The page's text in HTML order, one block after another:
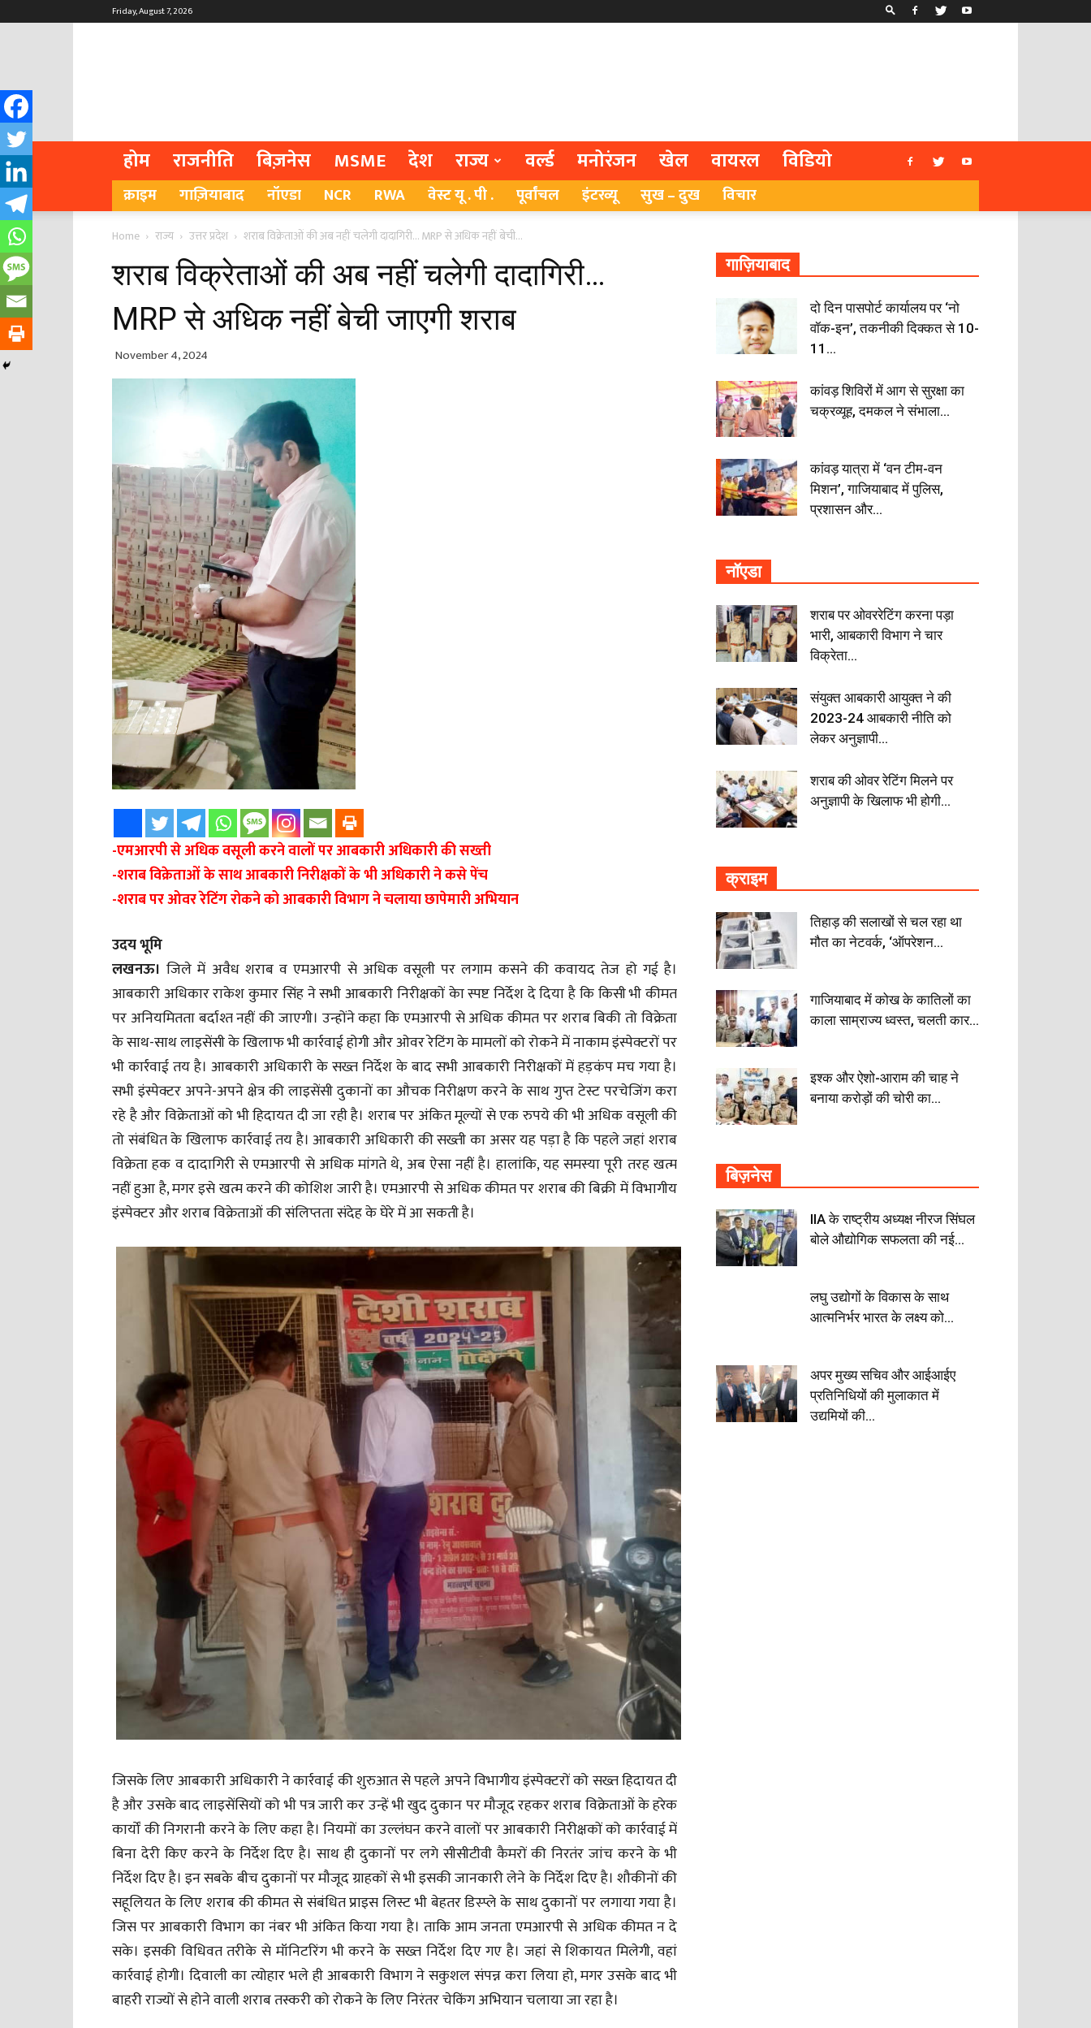
Friday, August 7, 2026
होम राजनीति बिज़नेस MSME देश राज्य वर्ल्ड मनोरंजन खेल वायरल विडियो
क्राइम गाज़ियाबाद नॉएडा NCR RWA वेस्ट यू . पी . पूर्वांचल इंटरव्यू सुख – दुख विचार
Home राज्य उत्तर प्रदेश शराब विक्रेताओं की अब नहीं चलेगी दादागिरी… MRP से अधिक नहीं बेची...
शराब विक्रेताओं की अब नहीं चलेगी दादागिरी…
MRP से अधिक नहीं बेची जाएगी शराब
November 4, 2024
-एमआरपी से अधिक वसूली करने वालों पर आबकारी अधिकारी की सख्ती
-शराब विक्रेताओं के साथ आबकारी निरीक्षकों के भी अधिकारी ने कसे पेंच
-शराब पर ओवर रेटिंग रोकने को आबकारी विभाग ने चलाया छापेमारी अभियान
उदय भूमि
लखनऊ। जिले में अवैध शराब व एमआरपी से अधिक वसूली पर लगाम कसने की कवायद तेज हो गई है।
आबकारी अधिकार राकेश कुमार सिंह ने सभी आबकारी निरीक्षकों केा स्पष्ट निर्देश दे दिया है कि किसी भी कीमत
पर अनियमितता बर्दाश्त नहीं की जाएगी। उन्होंने कहा कि एमआरपी से अधिक कीमत पर शराब बिकी तो विक्रेता
के साथ-साथ लाइसेंसी के खिलाफ भी कार्रवाई होगी और ओवर रेटिंग के मामलों को रोकने में नाकाम इंस्पेक्टरों पर
भी कार्रवाई तय है। आबकारी अधिकारी के सख्त निर्देश के बाद सभी आबकारी निरीक्षकों में हड़कंप मच गया है।
सभी इंस्पेक्टर अपने-अपने क्षेत्र की लाइसेंसी दुकानों का औचक निरीक्षण करने के साथ गुप्त टेस्ट परचेजिंग करा
रहे है और विक्रेताओं को भी हिदायत दी जा रही है। शराब पर अंकित मूल्यों से एक रुपये की भी अधिक वसूली की
तो संबंधित के खिलाफ कार्रवाई तय है। आबकारी अधिकारी की सख्ती का असर यह पड़ा है कि पहले जहां शराब
विक्रेता हक व दादागिरी से एमआरपी से अधिक मांगते थे, अब ऐसा नहीं है। हालांकि, यह समस्या पूरी तरह खत्म
नहीं हुआ है, मगर इसे खत्म करने की कोशिश जारी है। एमआरपी से अधिक कीमत पर शराब की बिक्री में विभागीय
इंस्पेक्टर और शराब विक्रेताओं की संलिप्तता संदेह के घेरे में आ सकती है।
जिसके लिए आबकारी अधिकारी ने कार्रवाई की शुरुआत से पहले अपने विभागीय इंस्पेक्टरों को सख्त हिदायत दी
है और उसके बाद लाइसेंसियों को भी पत्र जारी कर उन्हें भी खुद दुकान पर मौजूद रहकर शराब विक्रेताओं के हरेक
कार्यों की निगरानी करने के लिए कहा है। नियमों का उल्लंघन करने वालों पर आबकारी निरीक्षकों को कार्रवाई में
बिना देरी किए करने के निर्देश दिए है। साथ ही दुकानों पर लगे सीसीटीवी कैमरों की निरतंर जांच करने के भी
निर्देश दिए है। इन सबके बीच दुकानों पर मौजूद ग्राहकों से भी इसकी जानकारी लेने के निर्देश दिए है। शौकीनों की
सहूलियत के लिए शराब की कीमत से संबंधित प्राइस लिस्ट भी बेहतर डिस्प्ले के साथ दुकानों पर लगाया गया है।
जिस पर आबकारी विभाग का नंबर भी अंकित किया गया है। ताकि आम जनता एमआरपी से अधिक कीमत न दे
सके। इसकी विधिवत तरीके से मॉनिटरिंग भी करने के सख्त निर्देश दिए गए है। जहां से शिकायत मिलेगी, वहां
कार्रवाई होगी। दिवाली का त्योहार भले ही आबकारी विभाग ने सकुशल संपन्न करा लिया हो, मगर उसके बाद भी
बाहरी राज्यों से होने वाली शराब तस्करी को रोकने के लिए निरंतर चेकिंग अभियान चलाया जा रहा है।
गाज़ियाबाद
दो दिन पासपोर्ट कार्यालय पर ‘नो
वॉक-इन’, तकनीकी दिक्कत से 10-
11...
कांवड़ शिविरों में आग से सुरक्षा का
चक्रव्यूह, दमकल ने संभाला...
कांवड़ यात्रा में ‘वन टीम-वन
मिशन’, गाजियाबाद में पुलिस,
प्रशासन और...
नॉएडा
शराब पर ओवररेटिंग करना पड़ा
भारी, आबकारी विभाग ने चार
विक्रेता...
संयुक्त आबकारी आयुक्त ने की
2023-24 आबकारी नीति को
लेकर अनुज्ञापी...
शराब की ओवर रेटिंग मिलने पर
अनुज्ञापी के खिलाफ भी होगी...
क्राइम
तिहाड़ की सलाखों से चल रहा था
मौत का नेटवर्क, ‘ऑपरेशन...
गाजियाबाद में कोख के कातिलों का
काला साम्राज्य ध्वस्त, चलती कार...
इश्क और ऐशो-आराम की चाह ने
बनाया करोड़ों की चोरी का...
बिज़नेस
IIA के राष्ट्रीय अध्यक्ष नीरज सिंघल
बोले औद्योगिक सफलता की नई...
लघु उद्योगों के विकास के साथ
आत्मनिर्भर भारत के लक्ष्य को...
अपर मुख्य सचिव और आईआईए
प्रतिनिधियों की मुलाकात में
उद्यमियों की...